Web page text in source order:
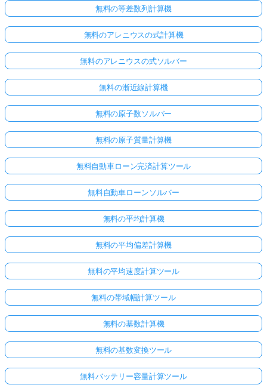
だ
質
問
が
無料の等差数列計算機
無料のアレニウスの式計算機
無料のアレニウスの式ソルバー
無料の漸近線計算機
無料の原子数ソルバー
無料の原子質量計算機
無料自動車ローン完済計算ツール
無料自動車ローンソルバー
無料の平均計算機
無料の平均偏差計算機
無料の平均速度計算ツール
無料の帯域幅計算ツール
無料の基数計算機
無料の基数変換ツール
無料バッテリー容量計算ツール